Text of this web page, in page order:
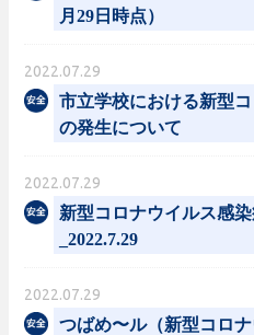
月29日時点）
2022.07.29
市立学校における新型
の発生について
2022.07.29
新型コロナウイルス感
_2022.7.29
2022.07.29
つばめ〜ル（新型コロ